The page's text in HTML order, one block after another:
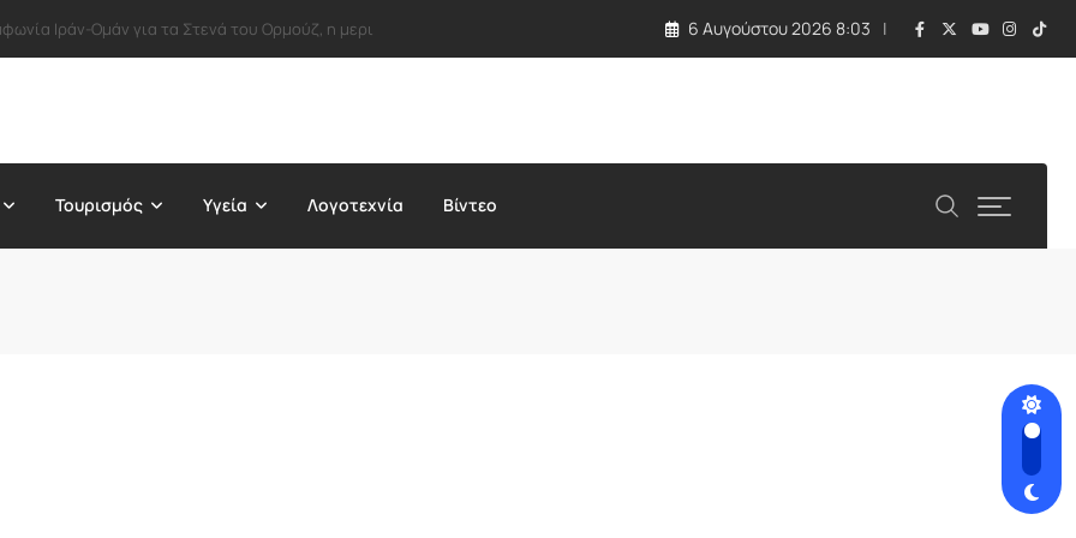
Ιράν-Ομάν για τα Στενά του Ορμούζ, η μερική άρση κυρώσεων από τις ΗΠΑ και η στάση Νετανιάχου
6 Αυγούστου 2026 8:03
Τουρισμός Υγεία Λογοτεχνία Βίντεο